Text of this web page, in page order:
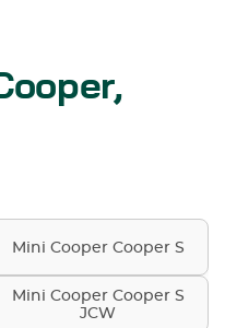
Mini Cooper Cooper S
Mini Cooper Cooper S
JCW